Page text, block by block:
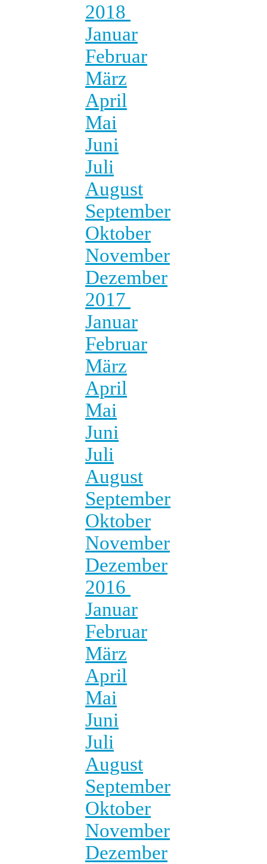
2018
Januar
Februar
März
April
Mai
Juni
Juli
August
September
Oktober
November
Dezember
2017
Januar
Februar
März
April
Mai
Juni
Juli
August
September
Oktober
November
Dezember
2016
Januar
Februar
März
April
Mai
Juni
Juli
August
September
Oktober
November
Dezember